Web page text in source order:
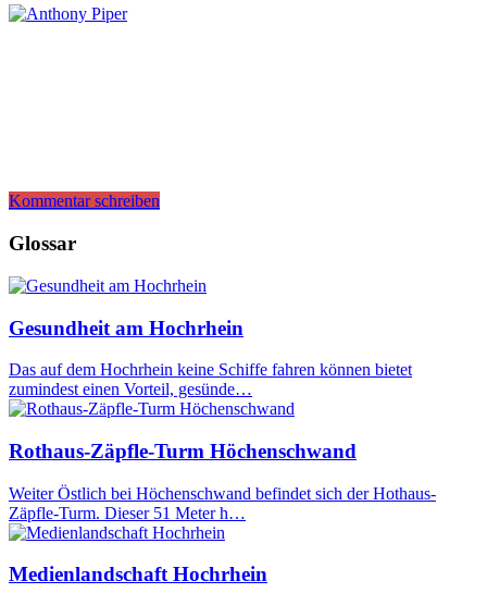
Kommentar schreiben
Glossar
Gesundheit am Hochrhein
Das auf dem Hochrhein keine Schiffe fahren können bietet
zumindest einen Vorteil, gesünde…
Rothaus-Zäpfle-Turm Höchenschwand
Weiter Östlich bei Höchenschwand befindet sich der Hothaus-
Zäpfle-Turm. Dieser 51 Meter h…
Medienlandschaft Hochrhein